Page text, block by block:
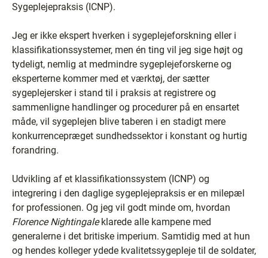
Sygeplejepraksis (ICNP).
Jeg er ikke ekspert hverken i sygeplejeforskning eller i
klassifikationssystemer, men én ting vil jeg sige højt og
tydeligt, nemlig at medmindre sygeplejeforskerne og
eksperterne kommer med et værktøj, der sætter
sygeplejersker i stand til i praksis at registrere og
sammenligne handlinger og procedurer på en ensartet
måde, vil sygeplejen blive taberen i en stadigt mere
konkurrencepræget sundhedssektor i konstant og hurtig
forandring.
Udvikling af et klassifikationssystem (ICNP) og
integrering i den daglige sygeplejepraksis er en milepæl
for professionen. Og jeg vil godt minde om, hvordan
Florence Nightingaleklarede alle kampene med
generalerne i det britiske imperium. Samtidig med at hun
og hendes kolleger ydede kvalitetssygepleje til de soldater,